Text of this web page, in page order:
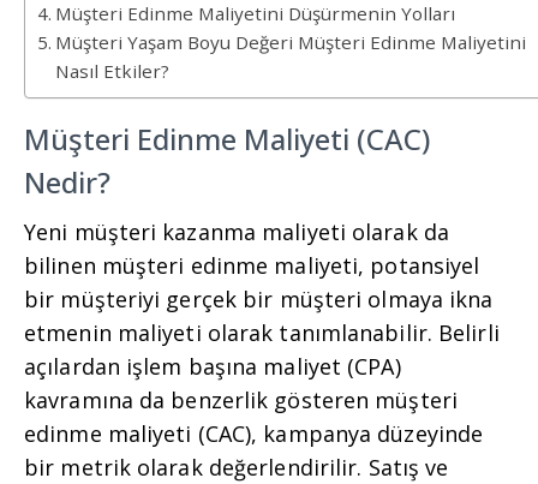
Müşteri Edinme Maliyetini Düşürmenin Yolları
Müşteri Yaşam Boyu Değeri Müşteri Edinme Maliyetini
Nasıl Etkiler?
Müşteri Edinme Maliyeti (CAC)
Nedir?
Yeni müşteri kazanma maliyeti olarak da
bilinen müşteri edinme maliyeti, potansiyel
bir müşteriyi gerçek bir müşteri olmaya ikna
etmenin maliyeti olarak tanımlanabilir. Belirli
açılardan işlem başına maliyet (CPA)
kavramına da benzerlik gösteren müşteri
edinme maliyeti (CAC), kampanya düzeyinde
bir metrik olarak değerlendirilir. Satış ve